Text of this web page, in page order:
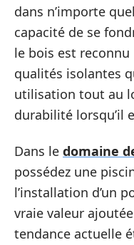
dans n’importe
capacité de se
le bois est
qualités isolantes
utilisation tout au
durabilité lorsqu’il
Dans le domaine
possédez une
l’installation d’un
vraie valeur
tendance actuelle